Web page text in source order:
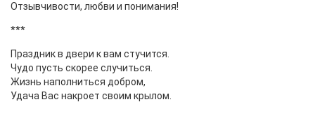
Отзывчивости, любви и понимания!
***
Праздник в двери к вам стучится.
Чудо пусть скорее случиться.
Жизнь наполниться добром,
Удача Вас накроет своим крылом.